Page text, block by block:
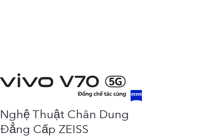
Nghệ Thuật Chân Dung
Đẳng Cấp ZEISS